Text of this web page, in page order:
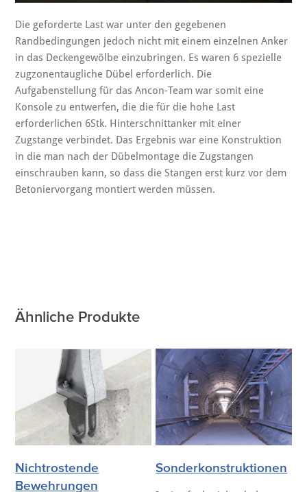
Die geforderte Last war unter den gegebenen
Randbedingungen jedoch nicht mit einem einzelnen Anker
in das Deckengewölbe einzubringen. Es waren 6 spezielle
zugzonentaugliche Dübel erforderlich. Die
Aufgabenstellung für das Ancon-Team war somit eine
Konsole zu entwerfen, die die für die hohe Last
erforderlichen 6Stk. Hinterschnittanker mit einer
Zugstange verbindet. Das Ergebnis war eine Konstruktion
in die man nach der Dübelmontage die Zugstangen
einschrauben kann, so dass die Stangen erst kurz vor dem
Betoniervorgang montiert werden müssen.
Ähnliche Produkte
Nichtrostende
Bewehrungen
Sonderkonstruktionen